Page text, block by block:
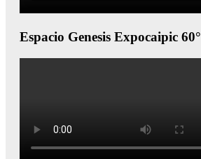
Espacio Genesis Expocaipic 60°